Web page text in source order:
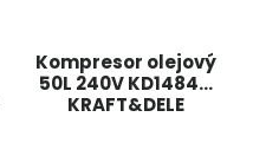
Kompresor olejový
50L 240V KD1484K
KRAFT&DELE